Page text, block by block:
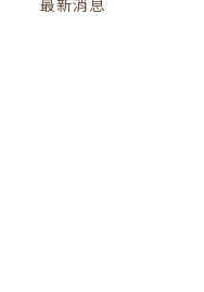
最新消息